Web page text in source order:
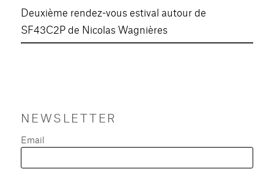
Deuxième rendez-vous estival autour de
SF43C2P de Nicolas Wagnières
NEWSLETTER
Email